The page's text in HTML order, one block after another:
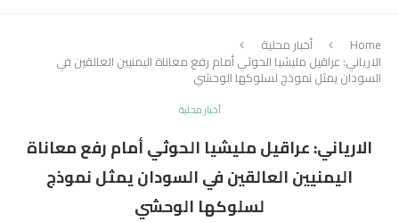
Home أخبار محلية
الارياني: عراقيل مليشيا الحوثي أمام رفع معاناة اليمنيين العالقين في
السودان يمثل نموذج لسلوكها الوحشي
أخبار محلية
الارياني: عراقيل مليشيا الحوثي أمام رفع معاناة
اليمنيين العالقين في السودان يمثل نموذج
لسلوكها الوحشي